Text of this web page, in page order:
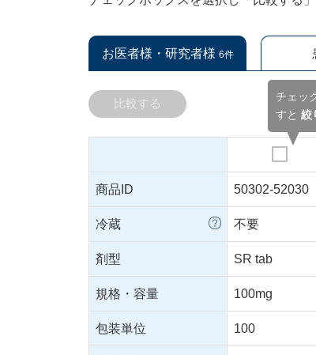
お医者様・研究者様 6件
チェッ
すと絞
比較する
商品ID 50302-52030
冷蔵 不要
剤型 SR tab
規格・容量 100mg
包装単位 100